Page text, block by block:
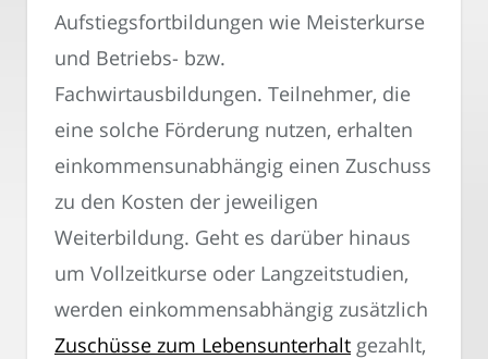
Aufstiegsfortbildungen wie Meisterkurse
und Betriebs- bzw.
Fachwirtausbildungen. Teilnehmer, die
eine solche Förderung nutzen, erhalten
einkommensunabhängig einen Zuschuss
zu den Kosten der jeweiligen
Weiterbildung. Geht es darüber hinaus
um Vollzeitkurse oder Langzeitstudien,
werden einkommensabhängig zusätzlich
Zuschüsse zum Lebensunterhalt gezahlt,